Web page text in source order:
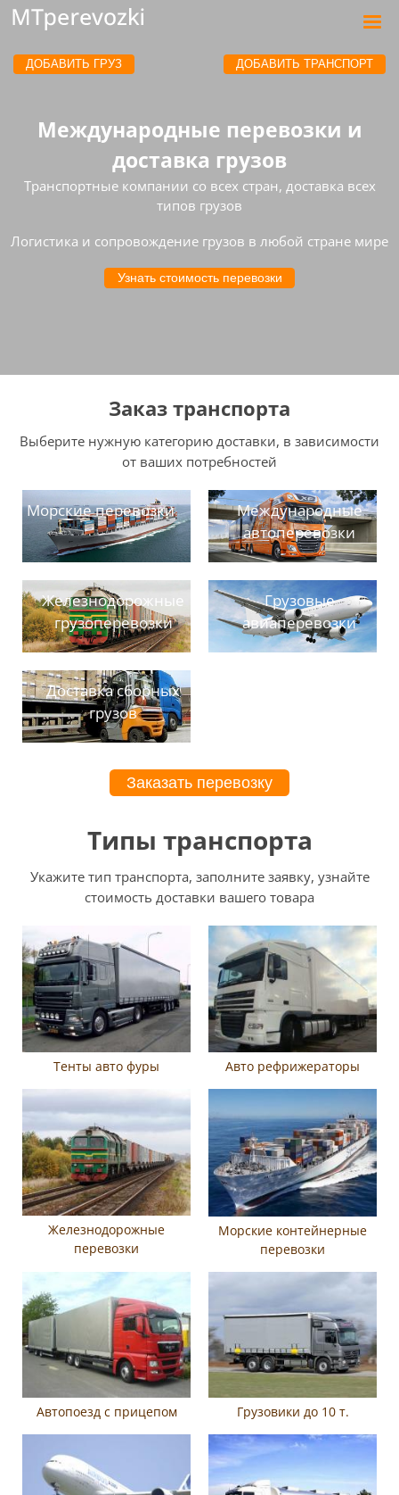
ДОБАВИТЬ ГРУЗ ДОБАВИТЬ ТРАНСПОРТ
Международные перевозки и
доставка грузов
Транспортные компании со всех стран, доставка всех
типов грузов
Логистика и сопровождение грузов в любой стране мире
Узнать стоимость перевозки
Заказ транспорта
Выберите нужную категорию доставки, в зависимости
от ваших потребностей
Морские перевозки
Международные
автоперевозки
Железнодорожные
грузоперевозки
Грузовые
авиаперевозки
Доставка сборных
грузов
Заказать перевозку
Типы транспорта
Укажите тип транспорта, заполните заявку, узнайте
стоимость доставки вашего товара
Тенты авто фуры Авто рефрижераторы
Железнодорожные
перевозки
Морские контейнерные
перевозки
Автопоезд с прицепом Грузовики до 10 т.